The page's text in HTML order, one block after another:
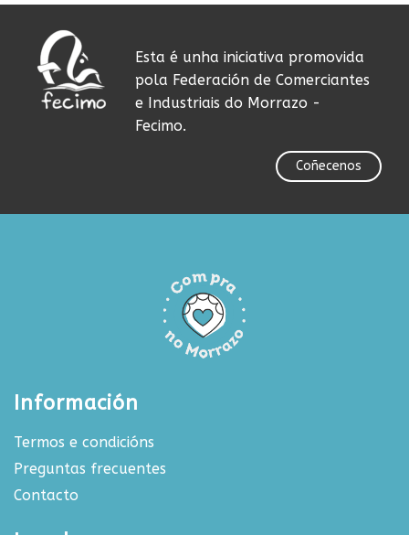
Esta é unha iniciativa promovida
pola Federación de Comerciantes
e Industriais do Morrazo -
Fecimo.
Coñecenos
Información
Termos e condicións
Preguntas frecuentes
Contacto